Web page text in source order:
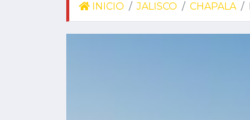
INICIO JALISCO CHAPALA